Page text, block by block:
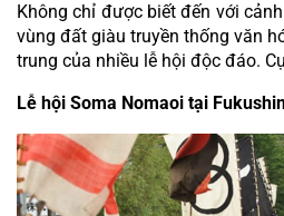
Không chỉ được biết đến với
vùng đất giàu truyền thống văn
trung của nhiều lễ hội độc đáo.
Lễ hội Soma Nomaoi tại